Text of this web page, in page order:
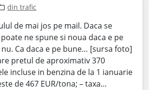
din trafic
de mai jos pe mail. Daca se
ne spune si noua daca e pe
Ca daca e pe bune… [sursa foto]
pretul de aproximativ 370
incluse in benzina de la 1 ianuarie
de 467 EUR/tona; – taxa…